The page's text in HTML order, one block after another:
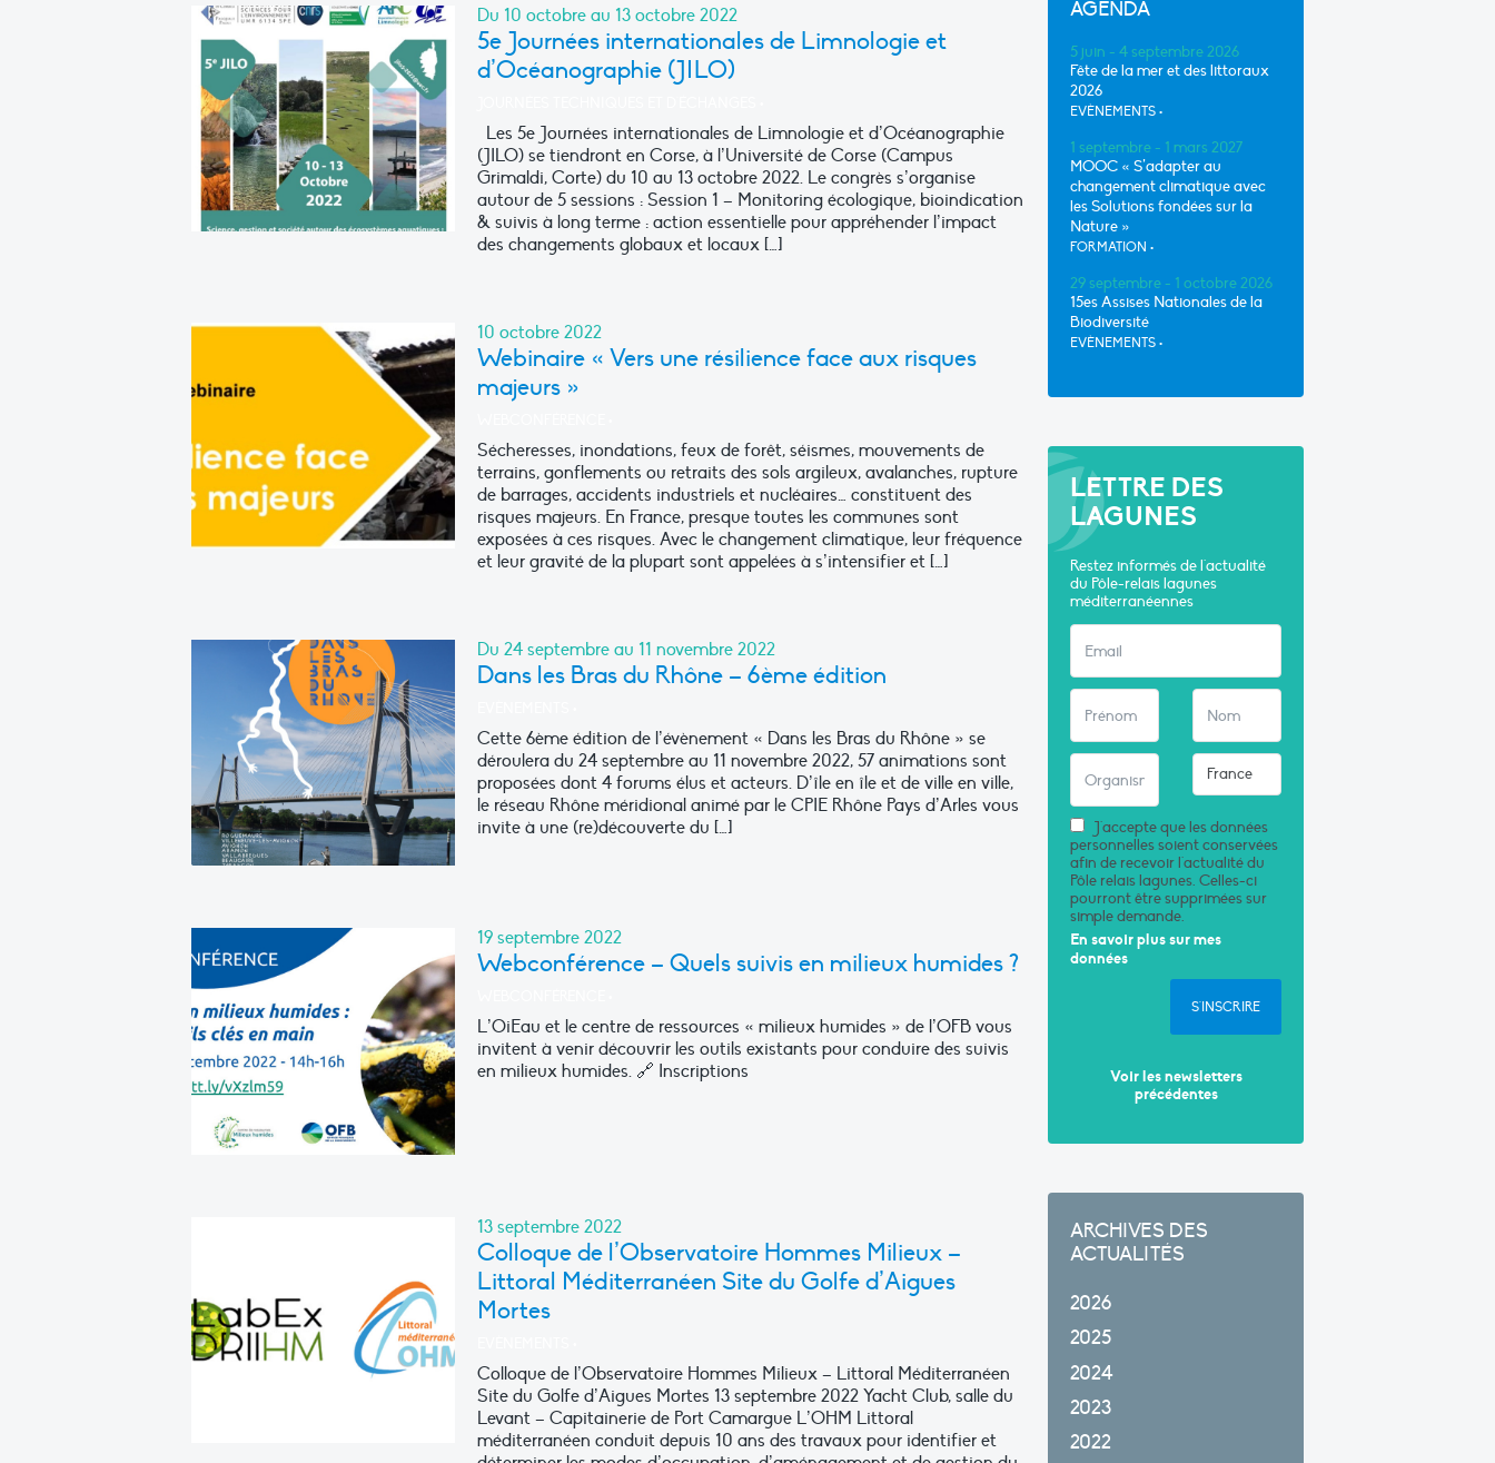
Du 10 octobre au 13 octobre 2022
5e Journées internationales de Limnologie et
d’Océanographie (JILO)
Les 5e Journées internationales de Limnologie et d’Océanographie
(JILO) se tiendront en Corse, à l’Université de Corse (Campus
Grimaldi, Corte) du 10 au 13 octobre 2022. Le congrès s’organise
autour de 5 sessions : Session 1 – Monitoring écologique, bioindication
& suivis à long terme : action essentielle pour appréhender l’impact
des changements globaux et locaux […]
10 octobre 2022
Webinaire « Vers une résilience face aux risques
majeurs »
Sécheresses, inondations, feux de forêt, séismes, mouvements de
terrains, gonflements ou retraits des sols argileux, avalanches, rupture
de barrages, accidents industriels et nucléaires… constituent des
risques majeurs. En France, presque toutes les communes sont
exposées à ces risques. Avec le changement climatique, leur fréquence
et leur gravité de la plupart sont appelées à s’intensifier et […]
Du 24 septembre au 11 novembre 2022
Dans les Bras du Rhône – 6ème édition
Cette 6ème édition de l’évènement « Dans les Bras du Rhône » se
déroulera du 24 septembre au 11 novembre 2022, 57 animations sont
proposées dont 4 forums élus et acteurs. D’île en île et de ville en ville,
le réseau Rhône méridional animé par le CPIE Rhône Pays d’Arles vous
invite à une (re)découverte du […]
19 septembre 2022
Webconférence – Quels suivis en milieux humides ?
L’OiEau et le centre de ressources « milieux humides » de l’OFB vous
invitent à venir découvrir les outils existants pour conduire des suivis
en milieux humides. 🔗 Inscriptions
13 septembre 2022
Colloque de l’Observatoire Hommes Milieux –
Littoral Méditerranéen Site du Golfe d’Aigues
Mortes
Colloque de l’Observatoire Hommes Milieux – Littoral Méditerranéen
Site du Golfe d’Aigues Mortes 13 septembre 2022 Yacht Club, salle du
Levant – Capitainerie de Port Camargue L’OHM Littoral
méditerranéen conduit depuis 10 ans des travaux pour identifier et
AGENDA
5 juin - 4 septembre 2026
Fête de la mer et des littoraux
2026
EVÈNEMENTS •
1 septembre - 1 mars 2027
MOOC « S’adapter au
changement climatique avec
les Solutions fondées sur la
Nature »
FORMATION •
29 septembre - 1 octobre 2026
15es Assises Nationales de la
Biodiversité
EVÈNEMENTS •
LETTRE DES
LAGUNES
Restez informés de l'actualité
du Pôle-relais lagunes
méditerranéennes
J'accepte que les données
personnelles soient conservées
afin de recevoir l'actualité du
Pôle relais lagunes. Celles-ci
pourront être supprimées sur
simple demande.
En savoir plus sur mes
données
S'INSCRIRE
Voir les newsletters
précédentes
ARCHIVES DES
ACTUALITÉS
2026
2025
2024
2023
2022